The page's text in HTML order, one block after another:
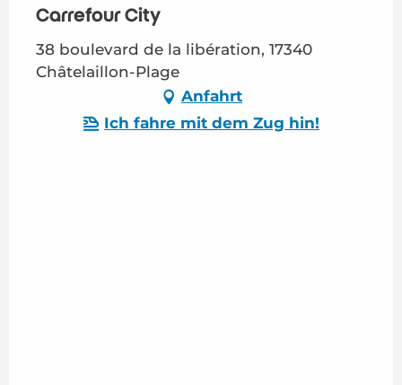
Carrefour City
38 boulevard de la libération, 17340
Châtelaillon-Plage
Anfahrt
Ich fahre mit dem Zug hin!